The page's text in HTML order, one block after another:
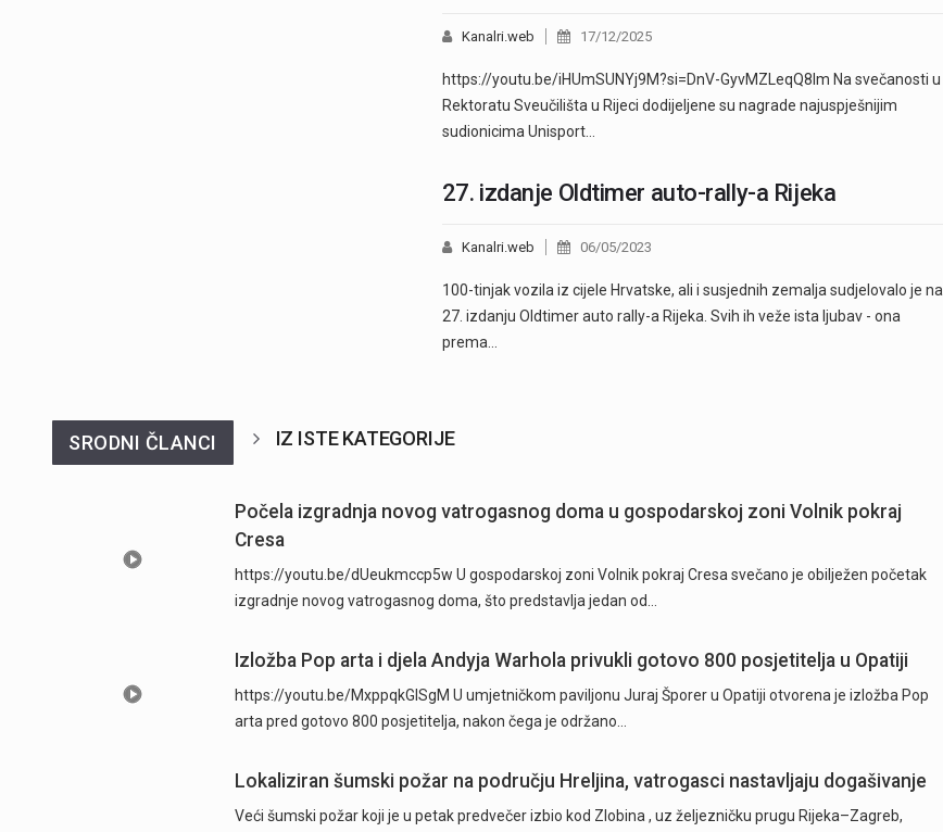
Kanalri.web 17/12/2025
https://youtu.be/iHUmSUNYj9M?si=DnV-GyvMZLeqQ8Im Na svečanosti u
Rektoratu Sveučilišta u Rijeci dodijeljene su nagrade najuspješnijim
sudionicima Unisport…
27. izdanje Oldtimer auto-rally-a Rijeka
Kanalri.web 06/05/2023
100-tinjak vozila iz cijele Hrvatske, ali i susjednih zemalja sudjelovalo je na
27. izdanju Oldtimer auto rally-a Rijeka. Svih ih veže ista ljubav - ona
prema…
SRODNI ČLANCI IZ ISTE KATEGORIJE
Počela izgradnja novog vatrogasnog doma u gospodarskoj zoni Volnik pokraj
Cresa
https://youtu.be/dUeukmccp5w U gospodarskoj zoni Volnik pokraj Cresa svečano je obilježen početak
izgradnje novog vatrogasnog doma, što predstavlja jedan od…
Izložba Pop arta i djela Andyja Warhola privukli gotovo 800 posjetitelja u Opatiji
https://youtu.be/MxppqkGISgM U umjetničkom paviljonu Juraj Šporer u Opatiji otvorena je izložba Pop
arta pred gotovo 800 posjetitelja, nakon čega je održano…
Lokaliziran šumski požar na području Hreljina, vatrogasci nastavljaju dogašivanje
Veći šumski požar koji je u petak predvečer izbio kod Zlobina , uz željezničku prugu Rijeka–Zagreb,